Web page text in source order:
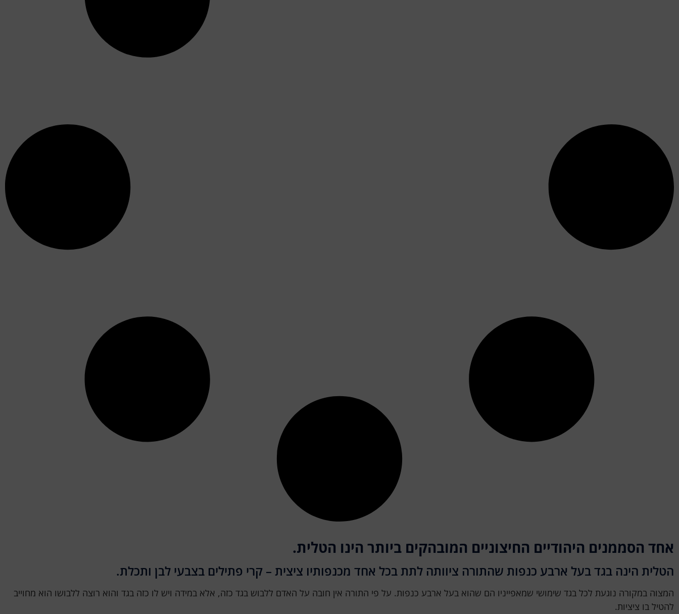
אחד הסממנים היהודיים החיצוניים המובהקים ביותר הינו הטלית.
הטלית הינה בגד בעל ארבע כנפות שהתורה ציוותה לתת בכל אחד מכנפותיו ציצית – קרי פתילים בצבעי לבן ותכלת.
המצוה במקורה נוגעת לכל בגד שימושי שמאפייניו הם שהוא בעל ארבע כנפות. על פי התורה אין חובה על האדם ללבוש בגד כזה, אלא במידה ויש לו כזה בגד והוא רוצה ללבושו הוא מחוייב
להטיל בו ציציות.